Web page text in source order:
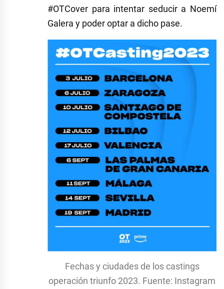
#OTCover para intentar seducir a Noemí
Galera y poder optar a dicho pase.
Fechas y ciudades de los castings
operación triunfo 2023. Fuente: Instagram